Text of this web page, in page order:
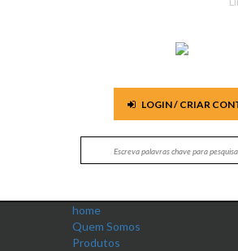
LOGIN / CRIAR
home
Quem Somos
Produtos